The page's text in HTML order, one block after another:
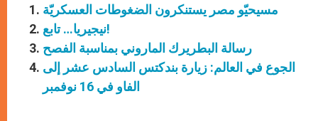
مسيحيّو مصر يستنكرون الضغوطات العسكريّة
نيجيريا… تابع!
رسالة البطريرك الماروني بمناسبة الفصح
الجوع في العالم: زيارة بندكتس السادس عشر إلى
الفاو في 16 نوفمبر